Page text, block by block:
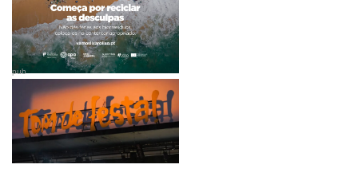
pub